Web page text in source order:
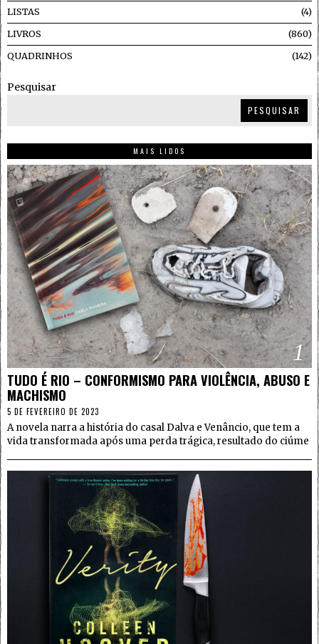
LISTAS 4
LIVROS 860
QUADRINHOS 142
Pesquisar
PESQUISAR
MAIS LIDOS
1
TUDO É RIO – CONFORMISMO PARA VIOLÊNCIA, ABUSO E
MACHISMO
5 DE FEVEREIRO DE 2023
A novela narra a história do casal Dalva e Venâncio, que tem a
vida transformada após uma perda trágica, resultado do ciúme